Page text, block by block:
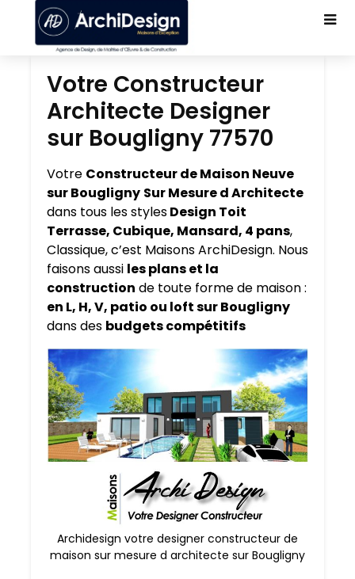
Votre Constructeur
Architecte Designer
sur Bougligny 77570
Votre Constructeur de Maison Neuve
sur Bougligny Sur Mesure d Architecte
dans tous les stylesDesign Toit
Terrasse, Cubique, Mansard, 4 pans,
Classique, c’est Maisons ArchiDesign. Nous
faisons aussi les plans et la
construction de toute forme de maison :
en L, H, V, patio ou loft sur Bougligny
dans des budgets compétitifs
Archidesign votre designer constructeur de
maison sur mesure d architecte sur Bougligny